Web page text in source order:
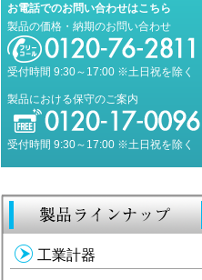
お電話でのお問い合わせはこちら
製品の価格・納期のお問い合わせ
受付時間 9:30～17:00 ※土日祝を除く
製品における保守のご案内
受付時間 9:30～17:00 ※土日祝を除く
工業計器